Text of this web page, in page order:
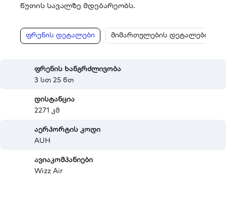
წუთის სავალზე მდებარეობს.
ფრენის დეტალები მიმართულების დეტალები
ფრენის ხანგრძლივობა
3 სთ 25 წთ
დისტანცია
2271 კმ
აერპორტის კოდი
AUH
ავიაკომპანიები
Wizz Air